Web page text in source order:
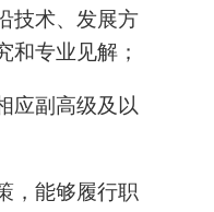
技术、发展方
和专业见解；
应副高级及以
，能够履行职